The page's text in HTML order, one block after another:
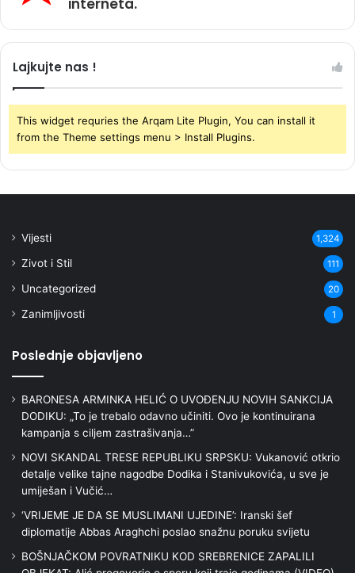
interneta.
Lajkujte nas !
This widget requries the Arqam Lite Plugin, You can install it
from the Theme settings menu > Install Plugins.
Vijesti 1,324
Zivot i Stil 111
Uncategorized 20
Zanimljivosti 1
Poslednje objavljeno
BARONESA ARMINKA HELIĆ O UVOĐENJU NOVIH SANKCIJA
DODIKU: „To je trebalo odavno učiniti. Ovo je kontinuirana
kampanja s ciljem zastrašivanja…”
NOVI SKANDAL TRESE REPUBLIKU SRPSKU: Vukanović otkrio
detalje velike tajne nagodbe Dodika i Stanivukovića, u sve je
umiješan i Vučić…
‘VRIJEME JE DA SE MUSLIMANI UJEDINE’: Iranski šef
diplomatije Abbas Araghchi poslao snažnu poruku svijetu
BOŠNJAČKOM POVRATNIKU KOD SREBRENICE ZAPALILI